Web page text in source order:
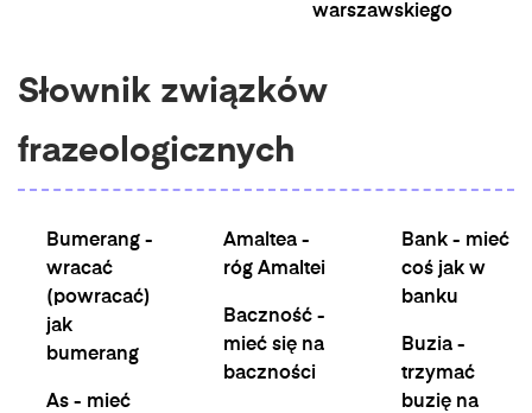
warszawskiego
Słownik związków
frazeologicznych
Bumerang -
wracać
(powracać)
jak
bumerang
As - mieć
Amaltea -
róg Amaltei
Baczność -
mieć się na
baczności
Bank - mieć
coś jak w
banku
Buzia -
trzymać
buzię na